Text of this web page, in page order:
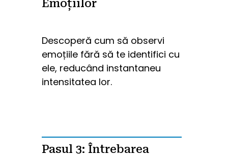
Emoțiilor
Descoperă cum să observi
emoțiile fără să te identifici cu
ele, reducând instantaneu
intensitatea lor.
Pasul 3: Întrebarea